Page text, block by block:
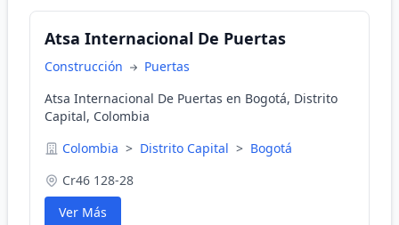
Atsa Internacional De Puertas
Construcción
Puertas
Atsa Internacional De Puertas en Bogotá, Distrito
Capital, Colombia
Colombia > Distrito Capital > Bogotá
Cr46 128-28
Ver Más